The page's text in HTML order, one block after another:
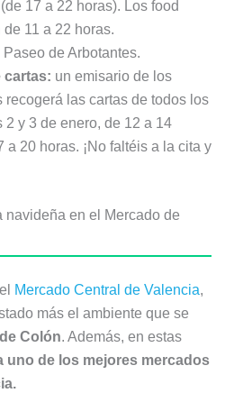
17 a 22 horas). Los food
11 a 22 horas.
Paseo de Arbotantes.
cartas: un emisario de los
recogerá las cartas de todos los
2 y 3 de enero, de 12 a 14
a 20 horas. ¡No faltéis a la cita y
navideña en el Mercado de
Mercado Central de Valencia,
más el ambiente que se
Colón. Además, en estas
uno de los mejores mercados